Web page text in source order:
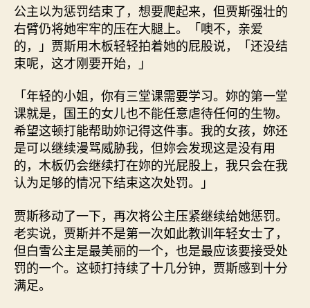
公主以为惩罚结束了，想要爬起来，但贾斯强壮的
右臂仍将她牢牢的压在大腿上。「噢不，亲爱
的，」贾斯用木板轻轻拍着她的屁股说，「还没结
束呢，这才刚要开始，」
「年轻的小姐，你有三堂课需要学习。妳的第一堂
课就是，国王的女儿也不能任意虐待任何的生物。
希望这顿打能帮助妳记得这件事。我的女孩，妳还
是可以继续漫骂威胁我，但妳会发现这是没有用
的，木板仍会继续打在妳的光屁股上，我只会在我
认为足够的情况下结束这次处罚。」
贾斯移动了一下，再次将公主压紧继续给她惩罚。
老实说，贾斯并不是第一次如此教训年轻女士了，
但白雪公主是最美丽的一个，也是最应该要接受处
罚的一个。这顿打持续了十几分钟，贾斯感到十分
满足。